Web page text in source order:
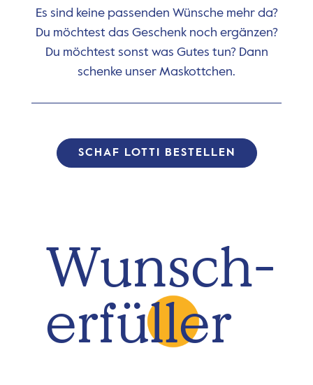
Es sind keine passenden Wünsche mehr da?
Du möchtest das Geschenk noch ergänzen?
Du möchtest sonst was Gutes tun? Dann
schenke unser Maskottchen.
SCHAF LOTTI BESTELLEN
Wunsch­
erfüller